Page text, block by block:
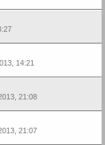
14:21
21:08
21:07